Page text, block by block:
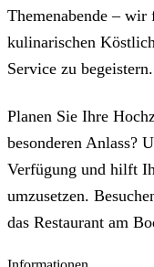
Themenabende – wir
kulinarischen
Service zu begeistern.
Planen Sie Ihre
besonderen Anlass?
Verfügung und hilft
umzusetzen.
das Restaurant am